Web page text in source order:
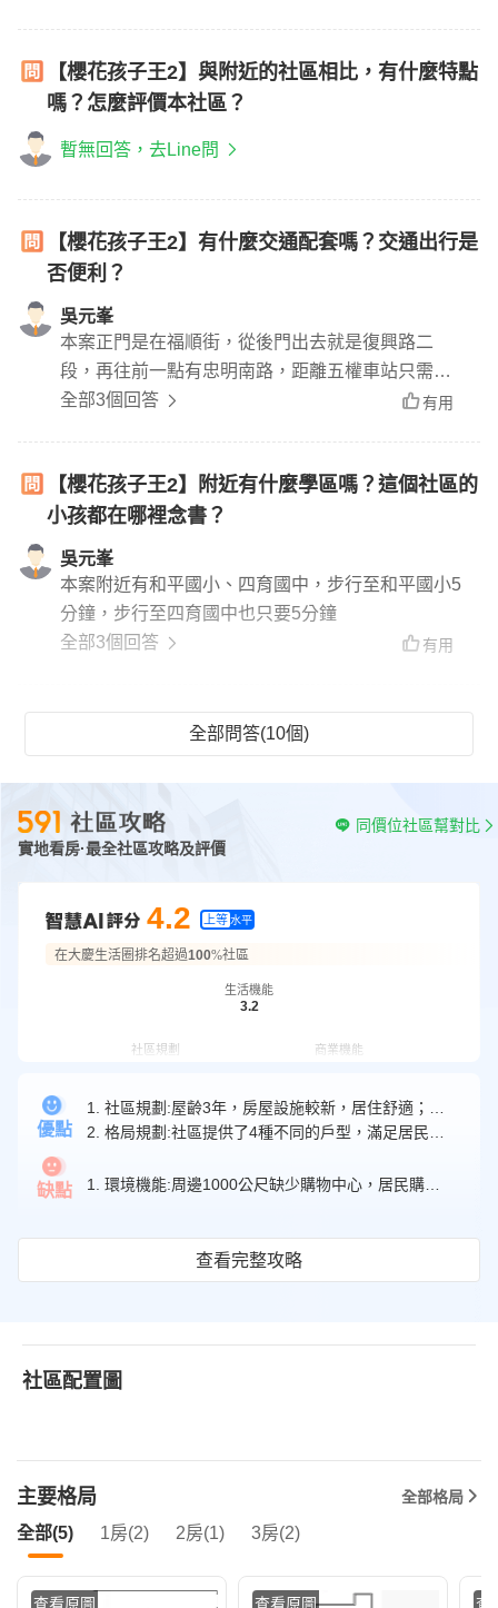
【櫻花孩子王2】與附近的社區相比，有什麼特點
嗎？怎麼評價本社區？
暫無回答，去Line問
【櫻花孩子王2】有什麼交通配套嗎？交通出行是
否便利？
吳元峯
本案正門是在福順街，從後門出去就是復興路二
段，再往前一點有忠明南路，距離五權車站只需要
步行13分鐘，到大慶捷運站車程需8分鐘左右
全部3個回答 有用
【櫻花孩子王2】附近有什麼學區嗎？這個社區的
小孩都在哪裡念書？
吳元峯
本案附近有和平國小、四育國中，步行至和平國小5
分鐘，步行至四育國中也只要5分鐘
全部3個回答
有用
全部問答(10個)
實地看房·最全社區攻略及評價
同價位社區幫對比
優點
缺點
4.2 上等水平
在大慶生活圈排名超過100%社區
生活機能
3.2
商業機能
格局規劃
3.7
5.0
交通機能
3.0
社區規劃
查看完整攻略
社區配置圖
主要格局 全部格局
全部(5) 1房(2) 2房(1) 3房(2)
查看原圖 查看原圖 查